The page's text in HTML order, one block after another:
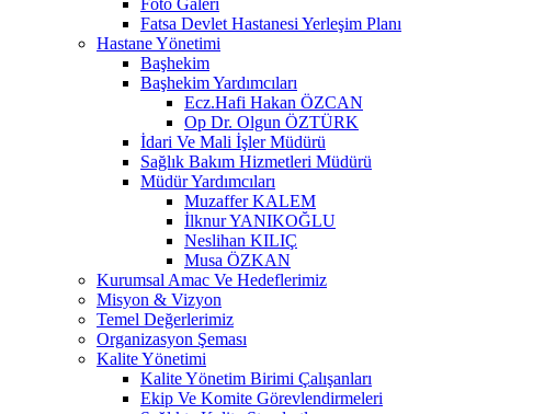
Fatsa Devlet Hastanesi Yerleşim Planı
Hastane Yönetimi
Başhekim
Başhekim Yardımcıları
Ecz.Hafi Hakan ÖZCAN
Op Dr. Olgun ÖZTÜRK
İdari Ve Mali İşler Müdürü
Sağlık Bakım Hizmetleri Müdürü
Müdür Yardımcıları
Muzaffer KALEM
İlknur YANIKOĞLU
Neslihan KILIÇ
Musa ÖZKAN
Kurumsal Amac Ve Hedeflerimiz
Misyon & Vizyon
Temel Değerlerimiz
Organizasyon Şeması
Kalite Yönetimi
Kalite Yönetim Birimi Çalışanları
Ekip Ve Komite Görevlendirmeleri